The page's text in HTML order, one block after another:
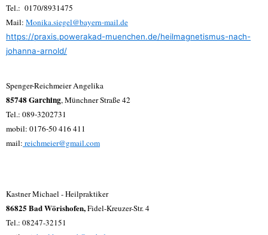
Tel.: 0170/8931475
Mail: Monika.siegel@bayern-mail.de
https://praxis.powerakad-muenchen.de/heilmagnetismus-nach-
johanna-arnold/
Spenger-Reichmeier Angelika
85748 Garching, Münchner Straße 42
Tel.: 089-3202731
mobil: 0176-50 416 411
mail: reichmeier@gmail.com
Kastner Michael - Heilpraktiker
86825 Bad Wörishofen,Fidel-Kreuzer-Str. 4
Tel.: 08247-32151